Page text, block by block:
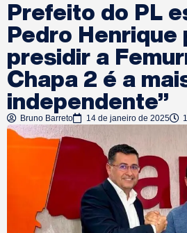
Prefeito do PL
Pedro Henrique
presidir a
Chapa 2 é a
independente”
Bruno Barreto 14 de janeiro de 2025